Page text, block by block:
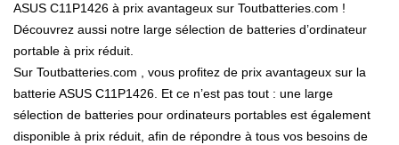
ASUS C11P1426 à prix avantageux sur Toutbatteries.com !
Découvrez aussi notre large sélection de batteries d’ordinateur
portable à prix réduit.
Sur Toutbatteries.com , vous profitez de prix avantageux sur la
batterie ASUS C11P1426. Et ce n’est pas tout : une large
sélection de batteries pour ordinateurs portables est également
disponible à prix réduit, afin de répondre à tous vos besoins de